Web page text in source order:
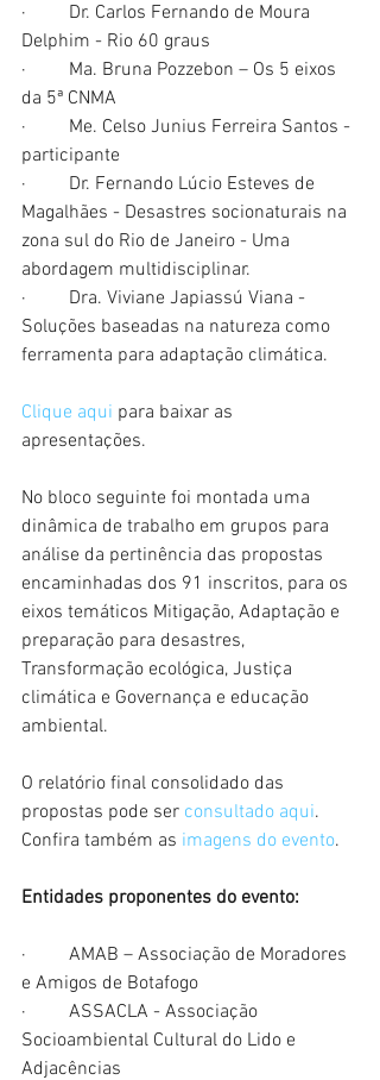
·         Dr. Carlos Fernando de Moura
Delphim - Rio 60 graus
·         Ma. Bruna Pozzebon – Os 5 eixos
da 5ª CNMA
·         Me. Celso Junius Ferreira Santos -
participante
·         Dr. Fernando Lúcio Esteves de
Magalhães - Desastres socionaturais na
zona sul do Rio de Janeiro - Uma
abordagem multidisciplinar.
·         Dra. Viviane Japiassú Viana -
Soluções baseadas na natureza como
ferramenta para adaptação climática.
Clique aqui para baixar as
apresentações.
No bloco seguinte foi montada uma
dinâmica de trabalho em grupos para
análise da pertinência das propostas
encaminhadas dos 91 inscritos, para os
eixos temáticos Mitigação, Adaptação e
preparação para desastres,
Transformação ecológica, Justiça
climática e Governança e educação
ambiental.
O relatório final consolidado das
propostas pode ser consultado aqui.
Confira também as imagens do evento.
Entidades proponentes do evento:
·         AMAB – Associação de Moradores
e Amigos de Botafogo
·         ASSACLA - Associação
Socioambiental Cultural do Lido e
Adjacências